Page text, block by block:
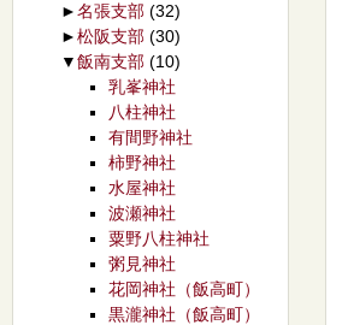
►名張支部 (32)
►松阪支部 (30)
▼飯南支部 (10)
乳峯神社
八柱神社
有間野神社
柿野神社
水屋神社
波瀬神社
粟野八柱神社
粥見神社
花岡神社（飯高町）
黒瀧神社（飯高町）